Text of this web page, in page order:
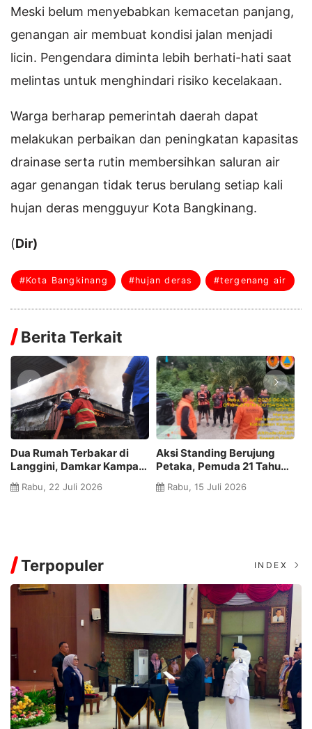
Meski belum menyebabkan kemacetan panjang,
genangan air membuat kondisi jalan menjadi
licin. Pengendara diminta lebih berhati-hati saat
melintas untuk menghindari risiko kecelakaan.
Warga berharap pemerintah daerah dapat
melakukan perbaikan dan peningkatan kapasitas
drainase serta rutin membersihkan saluran air
agar genangan tidak terus berulang setiap kali
hujan deras mengguyur Kota Bangkinang.
(Dir)
#Kota Bangkinang #hujan deras #tergenang air
Berita Terkait
Dua Rumah Terbakar di
Langgini, Damkar Kampar:
Api Meluas
Rabu, 22 Juli 2026
Aksi Standing Berujung
Petaka, Pemuda 21 Tahun
Rabu, 15 Juli 2026
Terpopuler INDEX